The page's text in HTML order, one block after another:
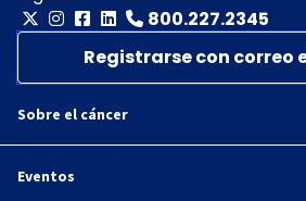
800.227.2345
Registrarse con correo
Sobre el cáncer
Eventos